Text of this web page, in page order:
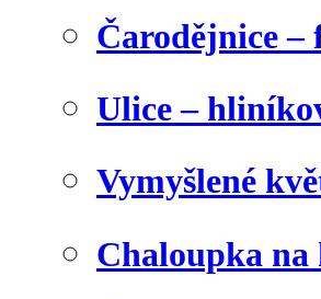
Čarodějnice –
Ulice –
Vymyšlené
Chaloupka na